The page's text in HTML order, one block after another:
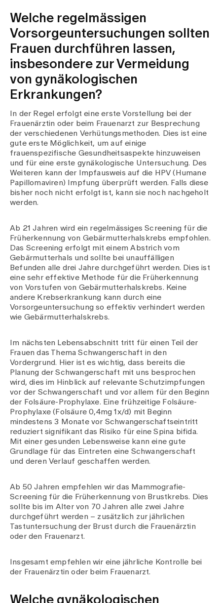
Welche regelmässigen
Vorsorgeuntersuchungen sollten
Frauen durchführen lassen,
insbesondere zur Vermeidung
von gynäkologischen
Erkrankungen?
In der Regel erfolgt eine erste Vorstellung bei der
Frauenärztin oder beim Frauenarzt zur Besprechung
der verschiedenen Verhütungsmethoden. Dies ist eine
gute erste Möglichkeit, um auf einige
frauenspezifische Gesundheitsaspekte hinzuweisen
und für eine erste gynäkologische Untersuchung. Des
Weiteren kann der Impfausweis auf die HPV (Humane
Papillomaviren) Impfung überprüft werden. Falls diese
bisher noch nicht erfolgt ist, kann sie noch nachgeholt
werden.
Ab 21 Jahren wird ein regelmässiges Screening für die
Früherkennung von Gebärmutterhalskrebs empfohlen.
Das Screening erfolgt mit einem Abstrich vom
Gebärmutterhals und sollte bei unauffälligen
Befunden alle drei Jahre durchgeführt werden. Dies ist
eine sehr effektive Methode für die Früherkennung
von Vorstufen von Gebärmutterhalskrebs. Keine
andere Krebserkrankung kann durch eine
Vorsorgeuntersuchung so effektiv verhindert werden
wie Gebärmutterhalskrebs.
Im nächsten Lebensabschnitt tritt für einen Teil der
Frauen das Thema Schwangerschaft in den
Vordergrund. Hier ist es wichtig, dass bereits die
Planung der Schwangerschaft mit uns besprochen
wird, dies im Hinblick auf relevante Schutzimpfungen
vor der Schwangerschaft und vor allem für den Beginn
der Folsäure-Prophylaxe. Eine frühzeitige Folsäure-
Prophylaxe (Folsäure 0,4mg 1x/d) mit Beginn
mindestens 3 Monate vor Schwangerschaftseintritt
reduziert signifikant das Risiko für eine Spina bifida.
Mit einer gesunden Lebensweise kann eine gute
Grundlage für das Eintreten eine Schwangerschaft
und deren Verlauf geschaffen werden.
Ab 50 Jahren empfehlen wir das Mammografie-
Screening für die Früherkennung von Brustkrebs. Dies
sollte bis im Alter von 70 Jahren alle zwei Jahre
durchgeführt werden – zusätzlich zur jährlichen
Tastuntersuchung der Brust durch die Frauenärztin
oder den Frauenarzt.
Insgesamt empfehlen wir eine jährliche Kontrolle bei
der Frauenärztin oder beim Frauenarzt.
Welche gynäkologischen